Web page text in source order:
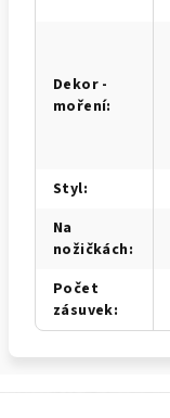
Dekor -
moření:
Styl:
Na
nožičkách:
Počet
zásuvek: